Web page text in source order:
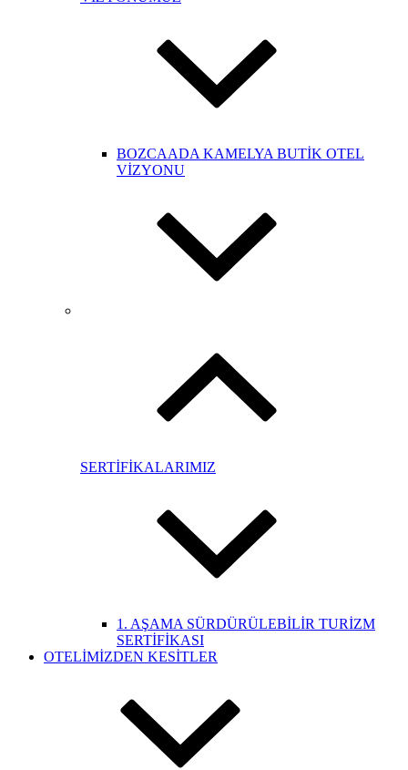
BOZCAADA KAMELYA BUTİK OTEL
VİZYONU
SERTİFİKALARIMIZ
1. AŞAMA SÜRDÜRÜLEBİLİR TURİZM
SERTİFİKASI
OTELİMİZDEN KESİTLER